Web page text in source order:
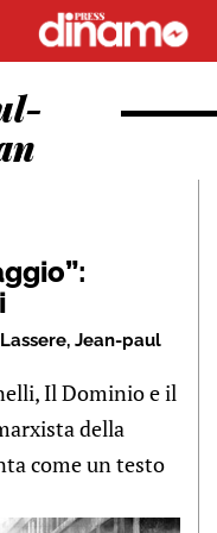
, Jean-paul
Il Dominio e il
della
come un testo